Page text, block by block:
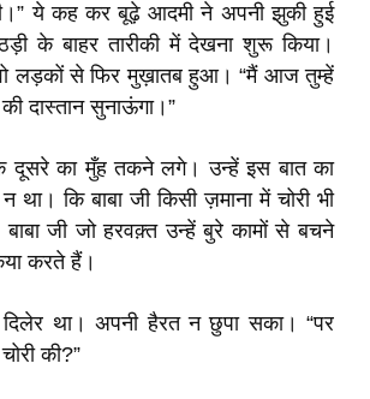
ये कह कर बूढ़े आदमी ने अपनी झुकी हुई
के बाहर तारीकी में देखना शुरू किया।
लड़कों से फिर मुख़ातब हुआ। “मैं आज तुम्हें
दास्तान सुनाऊंगा।”
का मुँह तकने लगे। उन्हें इस बात का
था। कि बाबा जी किसी ज़माना में चोरी भी
जी जो हरवक़्त उन्हें बुरे कामों से बचने
करते हैं।
था। अपनी हैरत न छुपा सका। “पर
की?”